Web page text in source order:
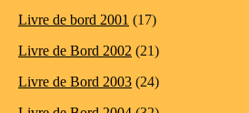
Livre de bord 2001 (17)
Livre de Bord 2002 (21)
Livre de Bord 2003 (24)